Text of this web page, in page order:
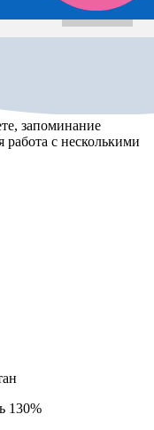
запоминание
работа с несколькими
130%